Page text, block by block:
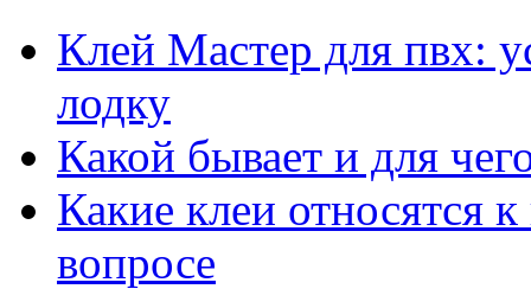
Клей Мастер для пвх:
лодку
Какой бывает и для
Какие клеи относятся
вопросе